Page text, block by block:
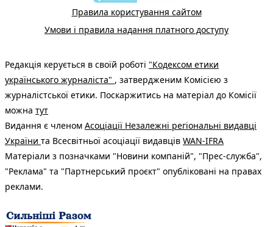
Правила користування сайтом
Умови і правила надання платного доступу
Редакція керується в своїй роботі "Кодексом етики
українського журналіста" , затвердженим Комісією з
журналістської етики. Поскаржитись на матеріал до Комісії
можна тут
Видання є членом Асоціації Незалежні регіональні видавці
України та Всесвітньої асоціації видавців WAN-IFRA
Матеріали з позначками "Новини компаній", "Прес-служба",
"Реклама" та "Партнерський проєкт" опубліковані на правах
реклами.